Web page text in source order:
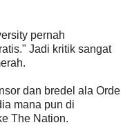
pernah
Jadi kritik sangat
dan bredel ala Orde
mana pun di
The Nation.